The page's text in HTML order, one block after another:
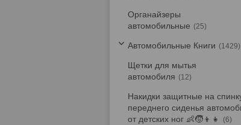
Органайзеры
автомобильные
25
Автомобильные Книги 1429
Щетки для мытья
автомобиля
12
Накидки защитные на
переднего сиденья
от детских ног 👶🧒👦👧
6